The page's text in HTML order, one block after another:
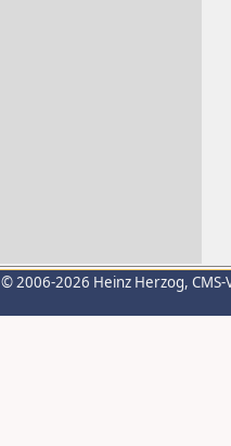
© 2006-2026 Heinz Herzog,